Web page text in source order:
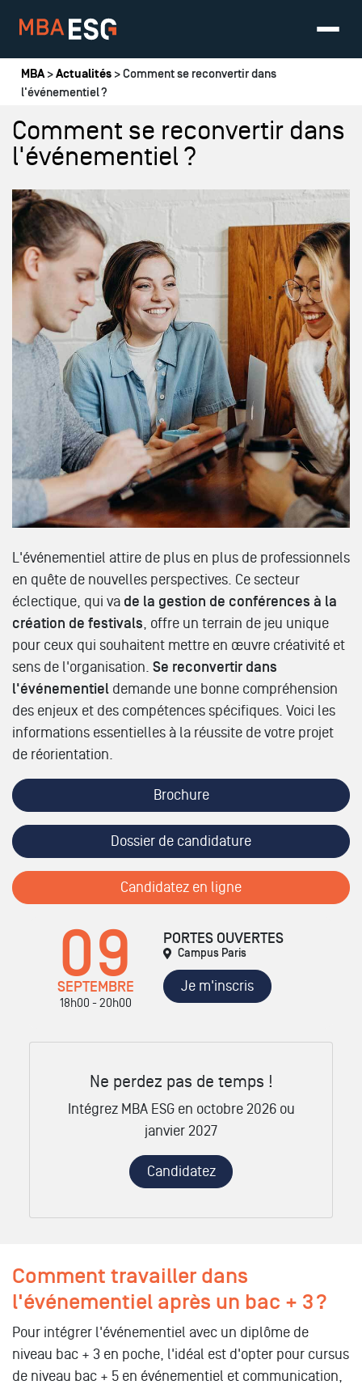
Vous êtes ici
MBA>Actualités > Comment se reconvertir dans
l'événementiel ?
Comment se reconvertir dans
l'événementiel ?
L'événementiel attire de plus en plus de professionnels
en quête de nouvelles perspectives. Ce secteur
éclectique, qui va de la gestion de conférences à la
création de festivals, offre un terrain de jeu unique
pour ceux qui souhaitent mettre en œuvre créativité et
sens de l'organisation. Se reconvertir dans
l'événementiel demande une bonne compréhension
des enjeux et des compétences spécifiques. Voici les
informations essentielles à la réussite de votre projet
de réorientation.
Brochure
Dossier de candidature
Candidatez en ligne
09
SEPTEMBRE
18h00 - 20h00
PORTES OUVERTES
Campus Paris
Je m'inscris
Ne perdez pas de temps !
Intégrez MBA ESG en octobre 2026 ou
janvier 2027
Candidatez
Comment travailler dans
l'événementiel après un bac + 3 ?
Pour intégrer l'événementiel avec un diplôme de
niveau bac + 3 en poche, l'idéal est d'opter pour cursus
de niveau bac + 5 en événementiel et communication,